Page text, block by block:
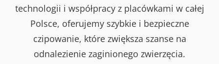
technologii i współpracy z placówkami w całej
Polsce, oferujemy szybkie i bezpieczne
czipowanie, które zwiększa szanse na
odnalezienie zaginionego zwierzęcia.